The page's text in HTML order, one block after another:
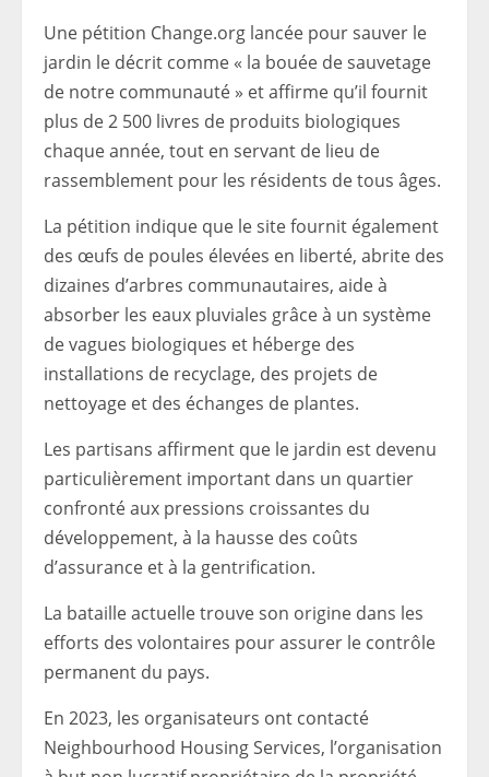
Une pétition Change.org lancée pour sauver le
jardin le décrit comme « la bouée de sauvetage
de notre communauté » et affirme qu’il fournit
plus de 2 500 livres de produits biologiques
chaque année, tout en servant de lieu de
rassemblement pour les résidents de tous âges.
La pétition indique que le site fournit également
des œufs de poules élevées en liberté, abrite des
dizaines d’arbres communautaires, aide à
absorber les eaux pluviales grâce à un système
de vagues biologiques et héberge des
installations de recyclage, des projets de
nettoyage et des échanges de plantes.
Les partisans affirment que le jardin est devenu
particulièrement important dans un quartier
confronté aux pressions croissantes du
développement, à la hausse des coûts
d’assurance et à la gentrification.
La bataille actuelle trouve son origine dans les
efforts des volontaires pour assurer le contrôle
permanent du pays.
En 2023, les organisateurs ont contacté
Neighbourhood Housing Services, l’organisation